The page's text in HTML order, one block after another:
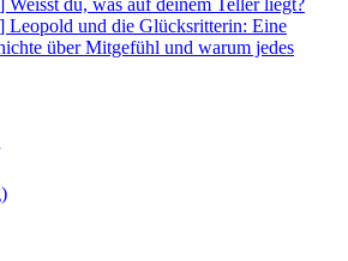
du, was auf deinem Teller liegt?
Leopold und die Glücksritterin: Eine
über Mitgefühl und warum jedes